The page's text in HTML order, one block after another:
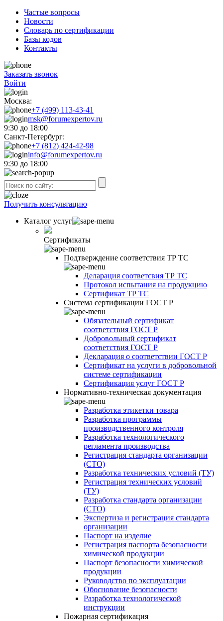
Частые вопросы
Новости
Словарь по сертификации
Базы кодов
Контакты
Заказать звонок
Войти
Москва:
+7 (499) 113-43-41
msk@forumexpertov.ru
9:30 до 18:00
Санкт-Петербург:
+7 (812) 424-42-98
info@forumexpertov.ru
9:30 до 18:00
Получить консультацию
Каталог услуг
Сертификаты
Подтверждение соответствия ТР ТС
Деларация соответсвия ТР ТС
Протокол испытания на продукцию
Сертификат ТР ТС
Система сертификации ГОСТ Р
Обязательный сертификат
соответствия ГОСТ Р
Добровольный сертификат
соответствия ГОСТ Р
Декларация о соответствии ГОСТ Р
Сертификат на услуги в добровольной
системе сертификации
Сертификация услуг ГОСТ Р
Нормативно-техническая документация
Разработка этикетки товара
Разработка программы
производственного контроля
Разработка технологического
регламента производства
Регистрация стандарта организации
(СТО)
Разработка технических условий (ТУ)
Регистрация технических условий
(ТУ)
Разработка стандарта организации
(СТО)
Экспертиза и регистрация стандарта
организации
Паспорт на изделие
Регистрация паспорта безопасности
химической продукции
Паспорт безопасности химической
продукции
Руководство по эксплуатации
Обоснование безопасности
Разработка технологической
инструкции
Пожарная сертификация